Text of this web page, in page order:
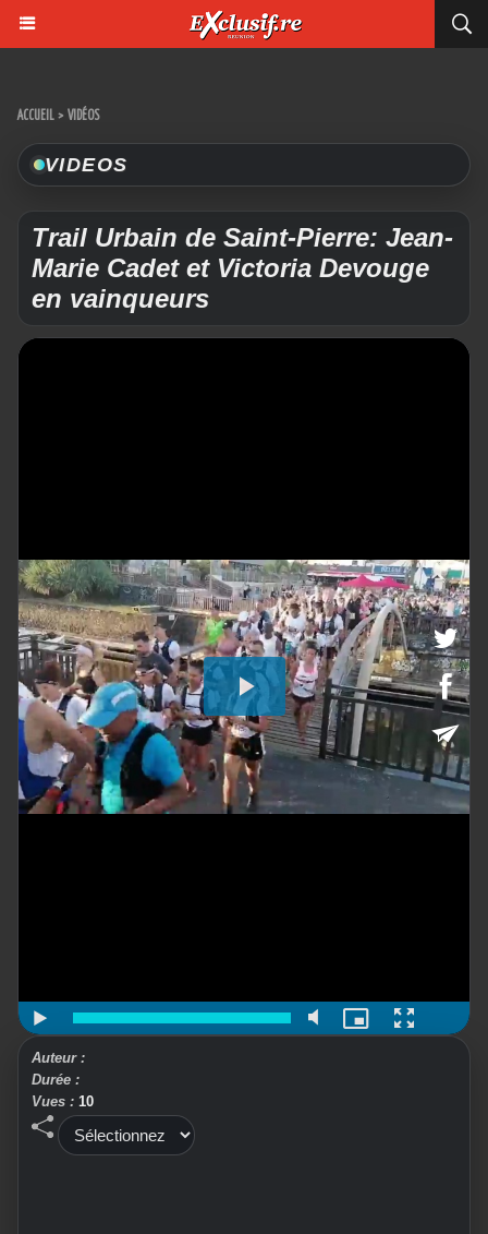
ACCUEIL > VIDÉOS
VIDEOS
Trail Urbain de Saint-Pierre: Jean-
Marie Cadet et Victoria Devouge
en vainqueurs
Auteur :
Durée :
Vues : 10